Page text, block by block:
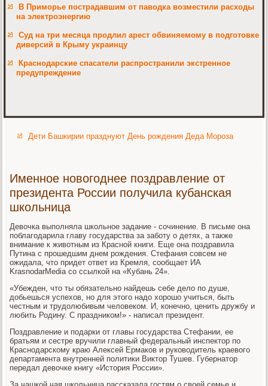
В Приморье пострадавшим от паводка возместили расходы
на электроэнергию
Суд на три месяца продлил арест обвиняемому в подготовке
диверсий в Крыму украинцу
Краснодарские спасатели распространили экстренное
предупреждение
Дети Башкирии празднуют День рождения Деда Мороза
Именное новогоднее поздравление от
президента России получила кубанская
школьница
Девочка выполняла школьное задание - сочинение. В письме она
поблагодарила главу государства за заботу о детях, а также
внимание к животным из Красной книги. Еще она поздравила
Путина с прошедшим днем рождения. Стефания совсем не
ожидала, что придет ответ из Кремля, сообщает ИА
KrasnodarMedia со ссылкой на «Кубань 24».
«Убежден, что ты обязательно найдешь себе дело по душе,
добьешься успехов, но для этого надо хорошо учиться, быть
честным и трудолюбивым человеком. И, конечно, ценить дружбу и
любить Родину. С праздником!» - написал президент.
Поздравление и подарки от главы государства Стефании, ее
братьям и сестре вручили главный федеральный инспектор по
Краснодарскому краю Алексей Ермаков и руководитель краевого
департамента внутренней политики Виктор Тушев. Губернатор
передал девочке книгу «История России».